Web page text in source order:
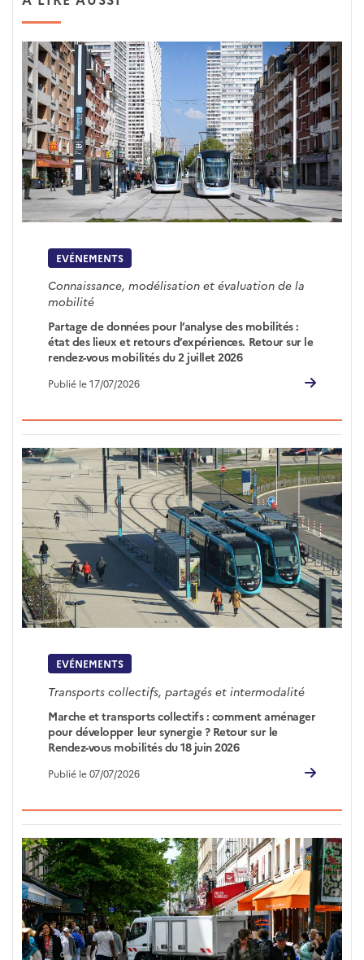
EVÉNEMENTS
Connaissance, modélisation et évaluation de la
mobilité
Partage de données pour l’analyse des mobilités :
état des lieux et retours d’expériences. Retour sur le
rendez-vous mobilités du 2 juillet 2026
Publié le 17/07/2026
EVÉNEMENTS
Transports collectifs, partagés et intermodalité
Marche et transports collectifs : comment aménager
pour développer leur synergie ? Retour sur le
Rendez-vous mobilités du 18 juin 2026
Publié le 07/07/2026